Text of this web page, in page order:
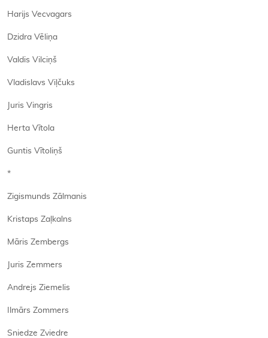
Harijs Vecvagars
Dzidra Vēliņa
Valdis Vilciņš
Vladislavs Viļčuks
Juris Vingris
Herta Vītola
Guntis Vītoliņš
*
Zigismunds Zālmanis
Kristaps Zaļkalns
Māris Zembergs
Juris Zemmers
Andrejs Ziemelis
Ilmārs Zommers
Sniedze Zviedre